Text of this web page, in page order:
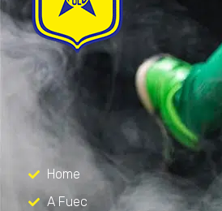
FUEC
Só mais um site WordPress
Menu
Home
A Fuec